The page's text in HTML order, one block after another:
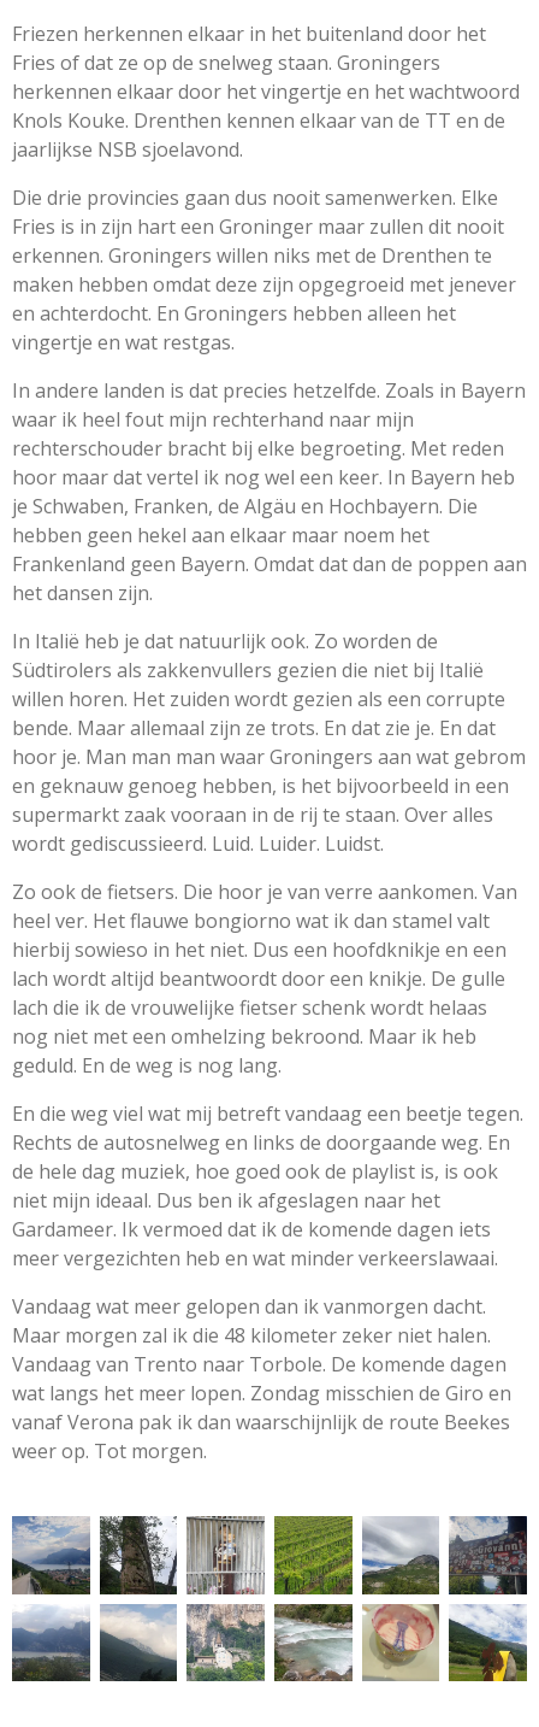
Friezen herkennen elkaar in het buitenland door het
Fries of dat ze op de snelweg staan. Groningers
herkennen elkaar door het vingertje en het wachtwoord
Knols Kouke. Drenthen kennen elkaar van de TT en de
jaarlijkse NSB sjoelavond.
Die drie provincies gaan dus nooit samenwerken. Elke
Fries is in zijn hart een Groninger maar zullen dit nooit
erkennen. Groningers willen niks met de Drenthen te
maken hebben omdat deze zijn opgegroeid met jenever
en achterdocht. En Groningers hebben alleen het
vingertje en wat restgas.
In andere landen is dat precies hetzelfde. Zoals in Bayern
waar ik heel fout mijn rechterhand naar mijn
rechterschouder bracht bij elke begroeting. Met reden
hoor maar dat vertel ik nog wel een keer. In Bayern heb
je Schwaben, Franken, de Algäu en Hochbayern. Die
hebben geen hekel aan elkaar maar noem het
Frankenland geen Bayern. Omdat dat dan de poppen aan
het dansen zijn.
In Italië heb je dat natuurlijk ook. Zo worden de
Südtirolers als zakkenvullers gezien die niet bij Italië
willen horen. Het zuiden wordt gezien als een corrupte
bende. Maar allemaal zijn ze trots. En dat zie je. En dat
hoor je. Man man man waar Groningers aan wat gebrom
en geknauw genoeg hebben, is het bijvoorbeeld in een
supermarkt zaak vooraan in de rij te staan. Over alles
wordt gediscussieerd. Luid. Luider. Luidst.
Zo ook de fietsers. Die hoor je van verre aankomen. Van
heel ver. Het flauwe bongiorno wat ik dan stamel valt
hierbij sowieso in het niet. Dus een hoofdknikje en een
lach wordt altijd beantwoordt door een knikje. De gulle
lach die ik de vrouwelijke fietser schenk wordt helaas
nog niet met een omhelzing bekroond. Maar ik heb
geduld. En de weg is nog lang.
En die weg viel wat mij betreft vandaag een beetje tegen.
Rechts de autosnelweg en links de doorgaande weg. En
de hele dag muziek, hoe goed ook de playlist is, is ook
niet mijn ideaal. Dus ben ik afgeslagen naar het
Gardameer. Ik vermoed dat ik de komende dagen iets
meer vergezichten heb en wat minder verkeerslawaai.
Vandaag wat meer gelopen dan ik vanmorgen dacht.
Maar morgen zal ik die 48 kilometer zeker niet halen.
Vandaag van Trento naar Torbole. De komende dagen
wat langs het meer lopen. Zondag misschien de Giro en
vanaf Verona pak ik dan waarschijnlijk de route Beekes
weer op. Tot morgen.